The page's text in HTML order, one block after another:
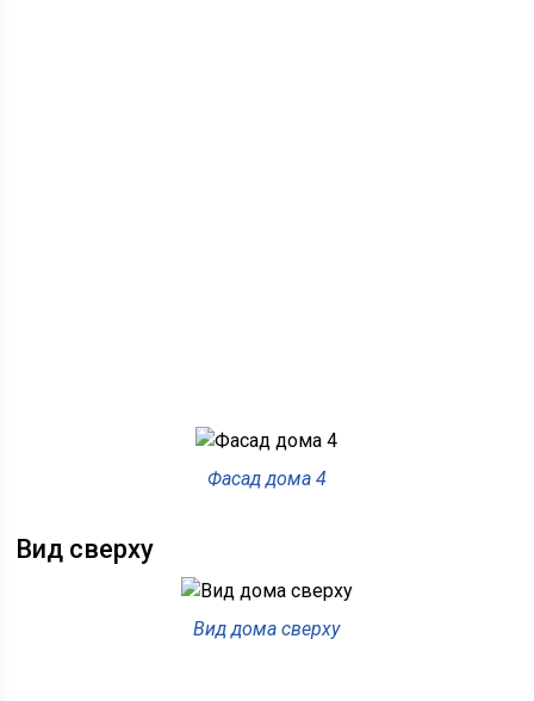
Фасад дома 4
Вид сверху
Вид дома сверху